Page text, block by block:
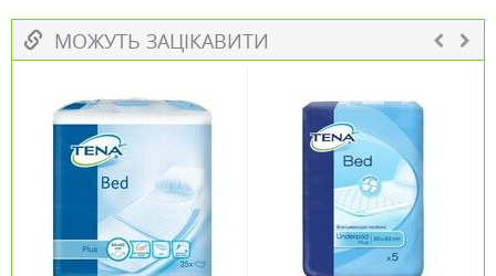
МОЖУТЬ ЗАЦІКАВИТИ